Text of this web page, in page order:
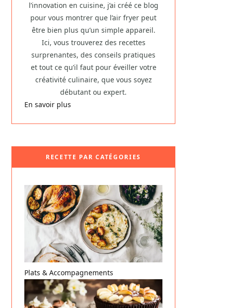
l’innovation en cuisine, j’ai créé ce blog
pour vous montrer que l’air fryer peut
être bien plus qu’un simple appareil.
Ici, vous trouverez des recettes
surprenantes, des conseils pratiques
et tout ce qu’il faut pour éveiller votre
créativité culinaire, que vous soyez
débutant ou expert.
En savoir plus
RECETTE PAR CATÉGORIES
Plats & Accompagnements